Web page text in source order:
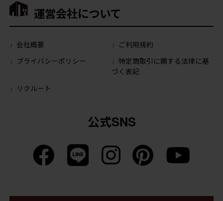
運営会社について
会社概要
ご利用規約
プライバシーポリシー
特定商取引に関する法律に基
づく表記
リクルート
公式SNS